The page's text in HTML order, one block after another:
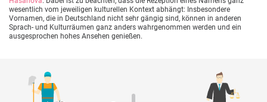
wesentlich vom jeweiligen kulturellen Kontext abhängt: Insbesondere
Vornamen, die in Deutschland nicht sehr gängig sind, können in anderen
Sprach- und Kulturräumen ganz anders wahrgenommen werden und ein
ausgesprochen hohes Ansehen genießen.